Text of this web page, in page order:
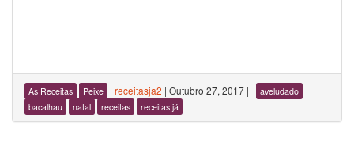
As Receitas Peixe | receitasja2 | Outubro 27, 2017 |
aveludado
bacalhau
natal receitas receitas já